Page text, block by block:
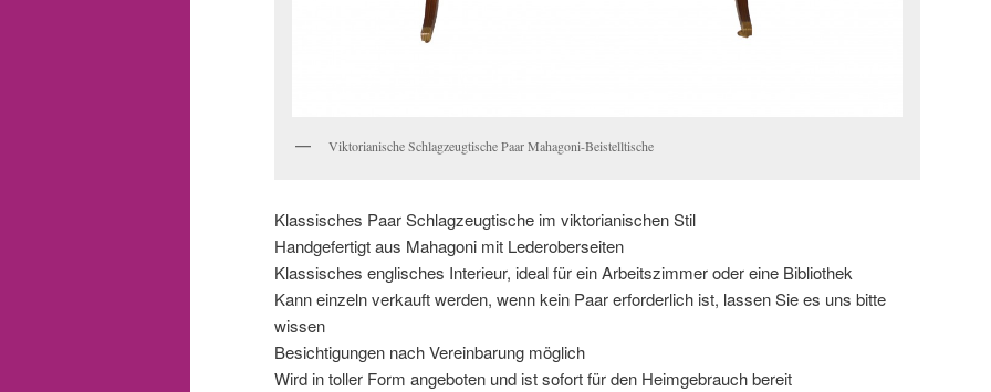
Viktorianische Schlagzeugtische Paar Mahagoni-Beistelltische
Klassisches Paar Schlagzeugtische im viktorianischen Stil
Handgefertigt aus Mahagoni mit Lederoberseiten
Klassisches englisches Interieur, ideal für ein Arbeitszimmer oder eine Bibliothek
Kann einzeln verkauft werden, wenn kein Paar erforderlich ist, lassen Sie es uns bitte
wissen
Besichtigungen nach Vereinbarung möglich
Wird in toller Form angeboten und ist sofort für den Heimgebrauch bereit